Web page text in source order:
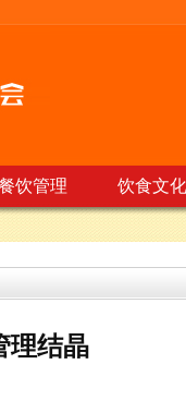
饮管理 饮食文化
理结晶